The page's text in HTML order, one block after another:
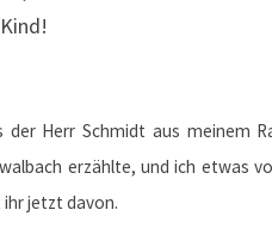
Herr Schmidt aus meinem
erzählte, und ich etwas
ihr jetzt davon.